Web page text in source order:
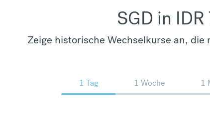
SGD in
Zeige historische Wechselkurse an,
1 Tag 1 Woche 1